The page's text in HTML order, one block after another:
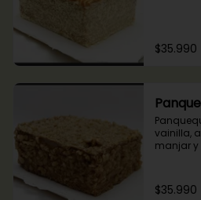
$35.990
vainilla,
manjar y
$35.990